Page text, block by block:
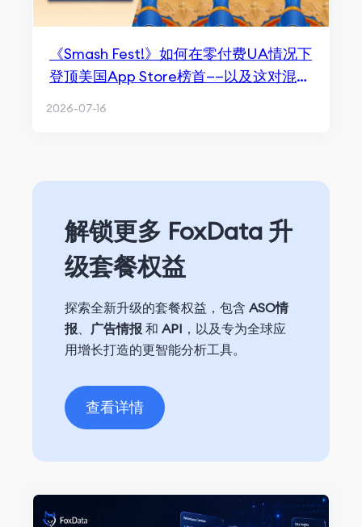
《Smash Fest!》如何在零付费UA情况下
登顶美国App Store榜首——以及这对混合
2026-07-16
解锁更多 FoxData 升
级套餐权益
探索全新升级的套餐权益，包含 ASO情
报、 广告情报 和 API ，以及专为全球应
用增长打造的更智能分析工具。
查看详情